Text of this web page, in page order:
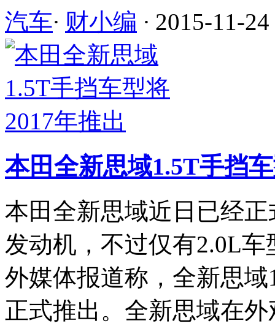
汽车· 财小编 · 2015-11-
本田全新思域1.5T手挡
本田全新思域近日已经
发动机，不过仅有2.0L
外媒体报道称，全新思
正式推出。全新思域在